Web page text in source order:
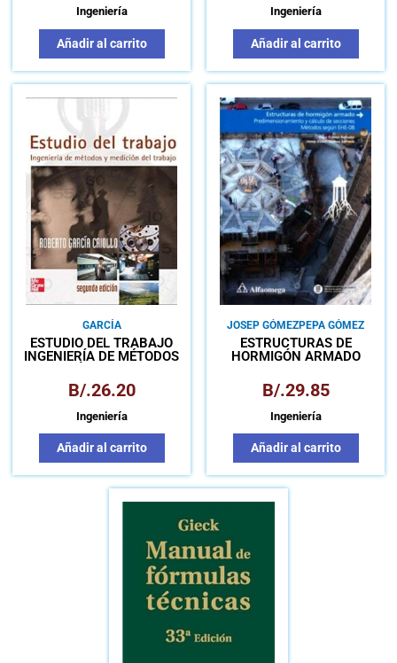
Ingeniería
Añadir al carrito
Ingeniería
Añadir al carrito
GARCÍA
ESTUDIO DEL TRABAJO
INGENIERÍA DE MÉTODOS
B/.26.20
Ingeniería
Añadir al carrito
JOSEP GÓMEZPEPA GÓMEZ
ESTRUCTURAS DE
HORMIGÓN ARMADO
CÁLCULO DE SECCIONES
MÉTODOS SEGÚN EHE-08
B/.29.85
Ingeniería
Añadir al carrito